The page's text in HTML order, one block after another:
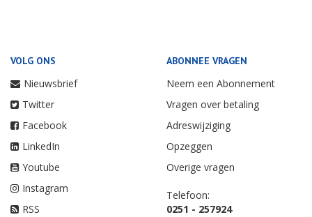
VOLG ONS
Nieuwsbrief
Twitter
Facebook
LinkedIn
Youtube
Instagram
RSS
ABONNEE VRAGEN
Neem een Abonnement
Vragen over betaling
Adreswijziging
Opzeggen
Overige vragen
Telefoon:
0251 - 257924